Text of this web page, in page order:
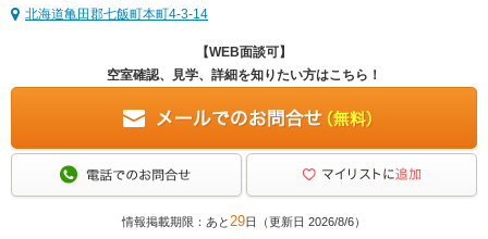
北海道亀田郡七飯町本町4-3-14
【WEB面談可】
空室確認、見学、詳細を知りたい方はこちら！
情報掲載期限：あと29日（更新日 2026/8/6）